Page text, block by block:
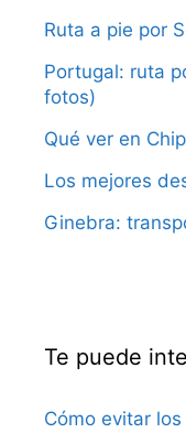
Ruta a pie por
Portugal: ruta
fotos)
Qué ver en
Los mejores
Ginebra:
Te puede
Cómo evitar